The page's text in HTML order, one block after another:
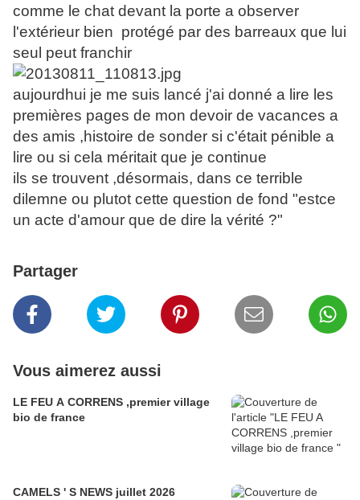
comme le chat devant la porte a observer
l'extérieur bien protégé par des barreaux que lui
seul peut franchir
aujourdhui je me suis lancé j'ai donné a lire les
premières pages de mon devoir de vacances a
des amis ,histoire de sonder si c'était pénible a
lire ou si cela méritait que je continue
ils se trouvent ,désormais, dans ce terrible
dilemne ou plutot cette question de fond "estce
un acte d'amour que de dire la vérité ?"
Partager
Vous aimerez aussi
LE FEU A CORRENS ,premier village
bio de france
CAMELS ' S NEWS juillet 2026